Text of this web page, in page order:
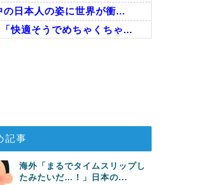
日本人の姿に世界が衝...
快適そうでめちゃくちゃ...
ください・・・」→「」
記事
海外「まるでタイムスリップし
たみたいだ…！」日本の...